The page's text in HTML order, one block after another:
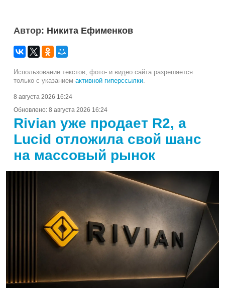
Автор: Никита Ефименков
Использование текстов, фото- и видео сайта разрешается
только с указанием активной гиперссылки.
8 августа 2026 16:24
Обновлено: 8 августа 2026 16:24
Rivian уже продает R2, а
Lucid отложила свой шанс
на массовый рынок